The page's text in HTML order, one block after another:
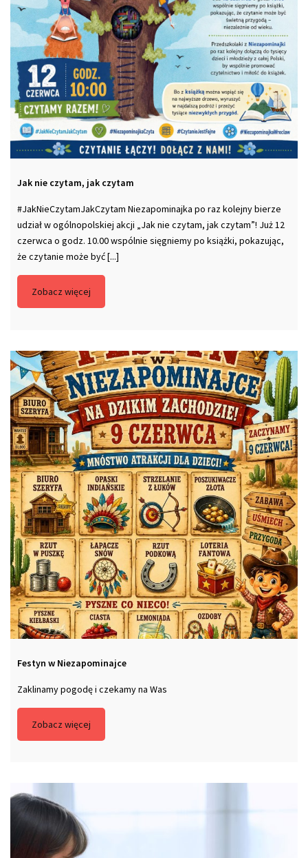
Jak nie czytam, jak czytam
#JakNieCzytamJakCzytam Niezapominajka po raz kolejny bierze
udział w ogólnopolskiej akcji „Jak nie czytam, jak czytam”! Już 12
czerwca o godz. 10.00 wspólnie sięgniemy po książki, pokazując,
że czytanie może być [...]
Zobacz więcej
Festyn w Niezapominajce
Zaklinamy pogodę i czekamy na Was
Zobacz więcej